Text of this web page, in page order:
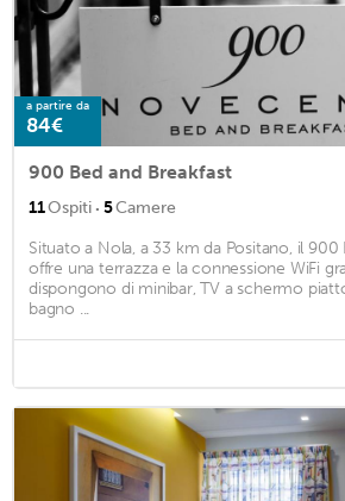
a partire da
84€
900 Bed and Breakfast
11Ospiti · 5Camere
Situato a Nola, a 33 km da Positano, il 900
offre una terrazza e la connessione WiFi
dispongono di minibar, TV a schermo
bagno ...